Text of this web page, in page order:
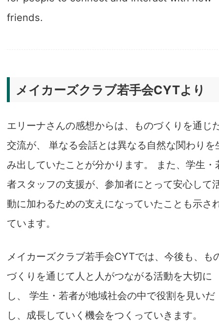
friends.
メイカーズクラブ若手会CYTより
エリーナさんの感想からは、ものづくりを通じ
交流が、 単なる会話とは異なる自然な関わりを
み出していたことが分かります。 また、学生・
者スタッフの支援が、参加者にとって安心して
動に加わるための支えになっていたことも示さ
ています。
メイカーズクラブ若手会CYTでは、今後も、も
づくりを通じて人と人がつながる活動を大切に
し、 学生・若者が地域社会の中で役割を見いだ
し、成長していく機会をつくっていきます。